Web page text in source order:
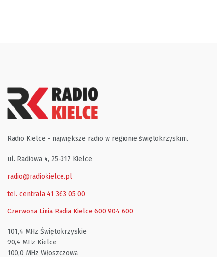
Radio Kielce - największe radio w regionie świętokrzyskim.
ul. Radiowa 4, 25-317 Kielce
radio@radiokielce.pl
tel. centrala 41 363 05 00
Czerwona Linia Radia Kielce 600 904 600
101,4 MHz Świętokrzyskie
90,4 MHz Kielce
100,0 MHz Włoszczowa